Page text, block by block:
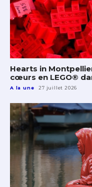
Hearts in
cœurs en LEGO®
A la une 27 juillet 2026